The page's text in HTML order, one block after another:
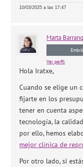
10/03/2025 a las 17:47
Marta
Ver perfil
Hola Iratxe,
Cuando se elige un
fijarte en los
tener en cuenta
tecnología, la
por ello, hemos
mejor clínica de
Por otro lado, si